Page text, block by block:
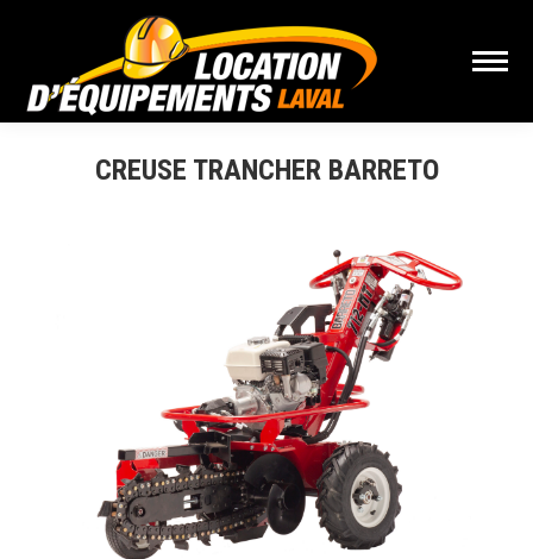
CREUSE TRANCHER BARRETO